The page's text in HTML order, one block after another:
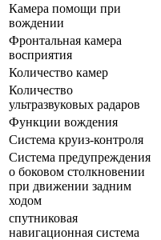
Камера помощи при
вождении
Фронтальная камера
восприятия
Количество камер
Количество
ультразвуковых радаров
Функции вождения
Система круиз-контроля
Система предупреждения
о боковом столкновении
при движении задним
ходом
спутниковая
навигационная система